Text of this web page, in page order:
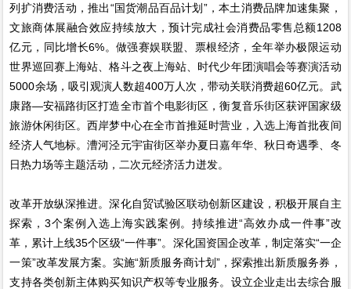
列扩消费活动，推出“国货潮品百品计划”，本土消费品牌加速集聚，
文旅商体展融合效应持续放大，预计完成社会消费品零售总额1208
亿元，同比增长6%。做强赛娱联盟、票根经济，全年举办极限运动
世界巡回赛上海站、格斗之夜上海站、时代少年团演唱会等赛演活动
5000余场，吸引观演人数超400万人次，带动关联消费超60亿元。武
康路—安福路街区打造全市首个电影街区，衡复音乐街区获评国家级
旅游休闲街区。西岸梦中心在全市首推延时营业，入选上海首批夜间
经济人气地标。漕河泾元宇宙街区举办夏日嘉年华、秋日奇遇季、冬
日热力场等主题活动，二次元经济活力迸发。
改革开放纵深推进。深化自贸试验区联动创新区建设，积极开展自主
探索，3个案例入选上海实践案例。持续推进“高效办成一件事”改
革，累计上线35个区级“一件事”。深化国资国企改革，制定落实“一企
一策”改革发展方案。实施“新质服务商计划”，探索推出新质服务券，
支持各类创新主体购买知识产权等专业服务。设立企业走出去综合服